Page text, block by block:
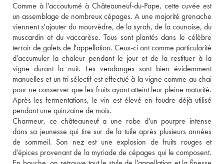
Comme à l'accoutumé à Châteauneuf-du-Pape, cette cuvée est
un assemblage de nombreux cépages. A une majorité grenache
viennent s'ajouter du mourvèdre, de la syrah, de la counoise, du
muscardin et du vaccarèse. Tous sont plantés dans le célèbre
terroir de galets de l'appellation. Ceux-ci ont comme particularité
d'accumuler la chaleur pendant le jour et de la restituer à la
vigne durant la nuit. Les vendanges sont bien évidemment
manuelles et un tri sélectif est effectué à la vigne comme au chai
pour ne conserver que les fruits ayant atteint leur pleine maturité.
Après les fermentations, le vin est élevé en foudre déjà utilisé
pendant une quinzaine de mois.
Charmeur, ce châteauneuf a une robe d'un pourpre intense
dans sa jeunesse qui tire sur de la tuile après plusieurs années
de sommeil. Son nez est une explosion de fruits rouges et
d'épices provenant de la myriade de cépages qui le composent.